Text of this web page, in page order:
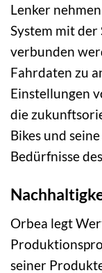
Lenker
System mit der
verbunden
Fahrdaten zu
Einstellungen
die
Bikes und
Bedürfnisse
Orbea legt
seiner